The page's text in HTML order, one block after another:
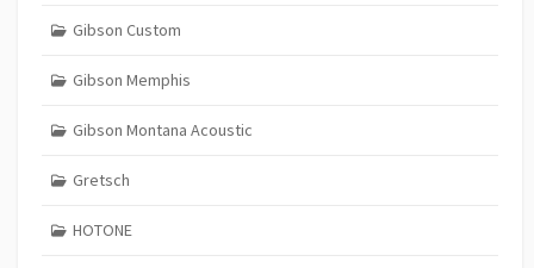
Gibson Custom
Gibson Memphis
Gibson Montana Acoustic
Gretsch
HOTONE